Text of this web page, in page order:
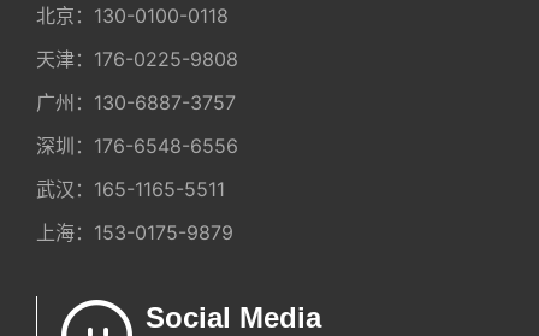
北京： 130-0100-0118
天津： 176-0225-9808
广州： 130-6887-3757
深圳： 176-6548-6556
武汉： 165-1165-5511
上海： 153-0175-9879
Social Media